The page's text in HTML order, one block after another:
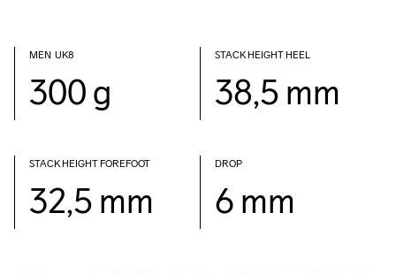
MEN  UK8
300 g
STACK HEIGHT HEEL
38,5 mm
STACK HEIGHT FOREFOOT
32,5 mm
DROP
6 mm